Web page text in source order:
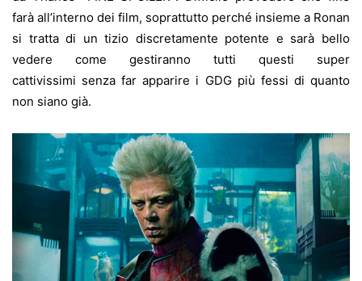
farà all’interno dei film, soprattutto perché insieme a Ronan
si tratta di un tizio discretamente potente e sarà bello
vedere come gestiranno tutti questi super
cattivissimi senza far apparire i GDG più fessi di quanto
non siano già.